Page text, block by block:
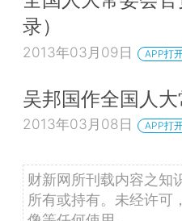
录）
2013年03月09日 APP打
吴邦国作全国人大
2013年03月08日 APP打
财新网所刊载内容之知
所有或持有。未经许可